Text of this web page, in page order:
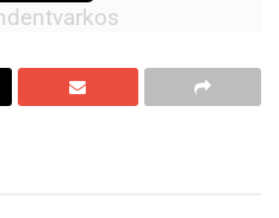
sprendimai
o aplinka tampa